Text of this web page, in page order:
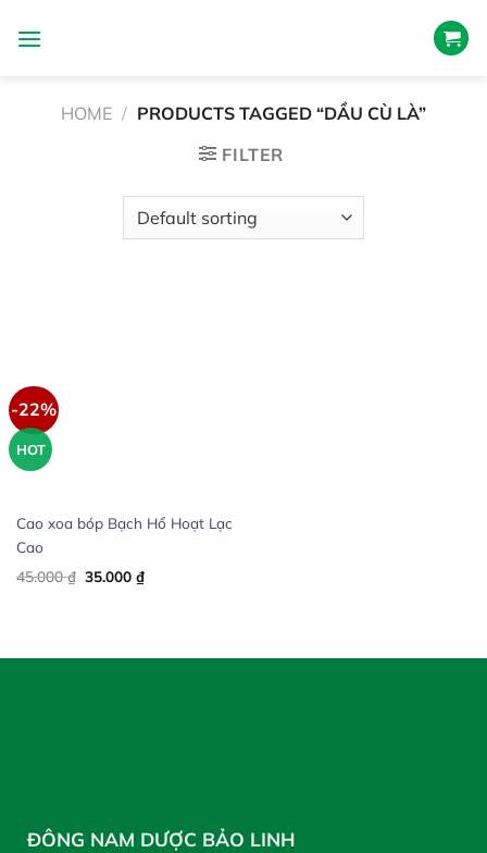
HOME / PRODUCTS TAGGED “DẦU CÙ LÀ”
FILTER
-22%
HOT
Cao xoa bóp Bạch Hổ Hoạt Lạc
Cao
45.000₫ Original
price
35.000 ₫Current
price
ĐÔNG NAM DƯỢC BẢO LINH